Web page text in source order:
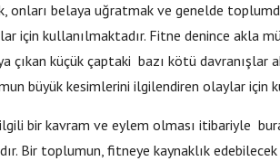
onları belaya uğratmak ve genelde
için kullanılmaktadır. Fitne denince akla
çıkan küçük çaptaki bazı kötü davranışlar
büyük kesimlerini ilgilendiren olaylar için
bir kavram ve eylem olması itibariyle
Bir toplumun, fitneye kaynaklık edebilecek